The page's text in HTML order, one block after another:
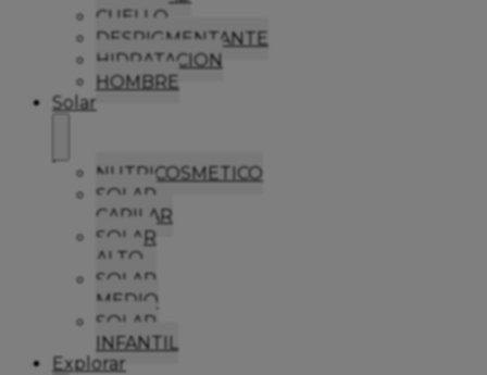
CUELLO
DESPIGMENTANTE
HIDRATACION
HOMBRE
Solar
NUTRICOSMETICO
SOLAR
CAPILAR
SOLAR
ALTO
SOLAR
MEDIO
SOLAR
INFANTIL
Explorar